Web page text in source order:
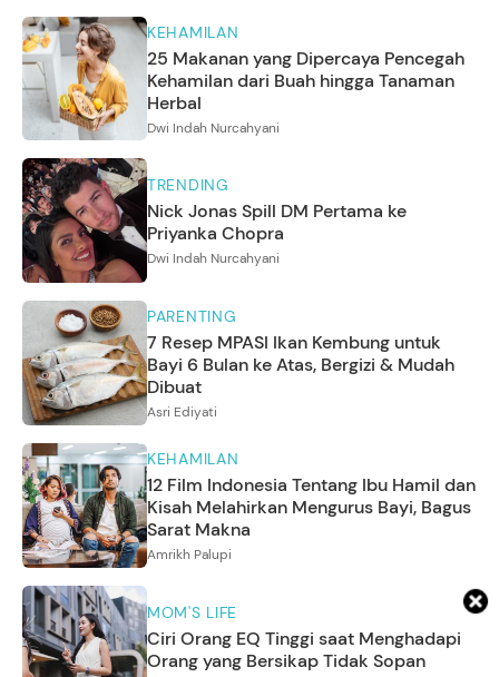
KEHAMILAN
25 Makanan yang Dipercaya Pencegah
Kehamilan dari Buah hingga Tanaman
Herbal
Dwi Indah Nurcahyani
TRENDING
Nick Jonas Spill DM Pertama ke
Priyanka Chopra
Dwi Indah Nurcahyani
PARENTING
7 Resep MPASI Ikan Kembung untuk
Bayi 6 Bulan ke Atas, Bergizi & Mudah
Dibuat
Asri Ediyati
KEHAMILAN
12 Film Indonesia Tentang Ibu Hamil dan
Kisah Melahirkan Mengurus Bayi, Bagus
Sarat Makna
Amrikh Palupi
MOM'S LIFE
Ciri Orang EQ Tinggi saat Menghadapi
Orang yang Bersikap Tidak Sopan